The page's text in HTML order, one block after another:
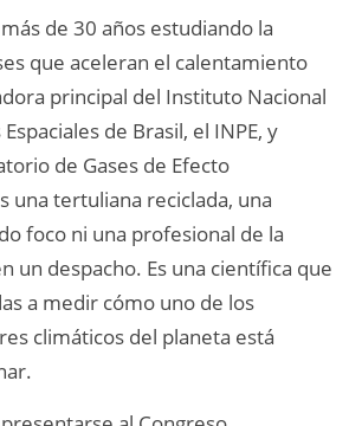
de 30 años estudiando la
que aceleran el calentamiento
principal del Instituto Nacional
de Brasil, el INPE, y
de Gases de Efecto
una tertuliana reciclada, una
foco ni una profesional de la
un despacho. Es una científica que
a medir cómo uno de los
climáticos del planeta está